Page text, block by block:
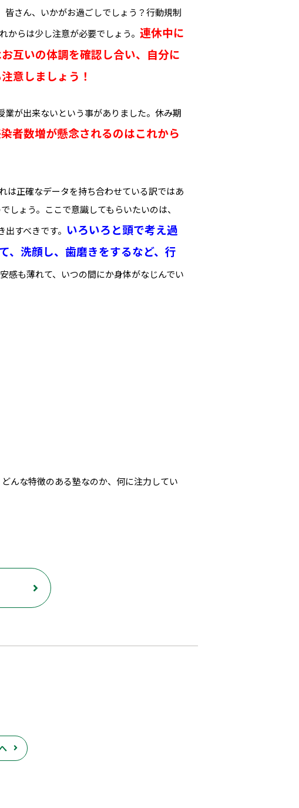
さん、いかがお過ごしでしょう？行動規制
らは少し注意が必要でしょう。 連休中に
互いの体調を確認し合い、自分に
意しましょう！
が出来ないという事がありました。休み期
者数増が懸念されるのはこれから
は正確なデータを持ち合わせている訳ではあ
ょう。ここで意識してもらいたいのは、
すべきです。 いろいろと頭で考え過
、洗顔し、歯磨きをするなど、行
感も薄れて、いつの間にか身体がなじんでい
んな特徴のある塾なのか、何に注力してい